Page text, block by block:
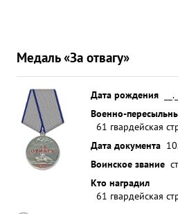
Медаль «За отвагу»
Дата рождения
Военно-
61 гвардейская
Дата документа
Воинское звание
Кто наградил
61 гвардейская